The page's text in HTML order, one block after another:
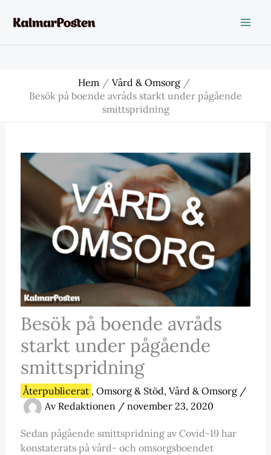
Hem
Vård & Omsorg
Besök på boende avråds starkt under pågående
smittspridning
Besök på boende avråds
starkt under pågående
smittspridning
Återpublicerat , Omsorg & Stöd, Vård & Omsorg/
Av Redaktionen / november 23, 2020
Sedan pågående smittspridning av Covid-19 har
konstaterats på vård- och omsorgsboendet